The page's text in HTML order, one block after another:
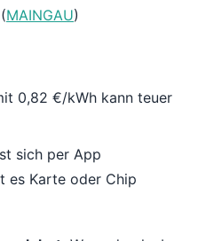
MAINGAU)
0,82 €/kWh kann teuer
sich per App
es Karte oder Chip